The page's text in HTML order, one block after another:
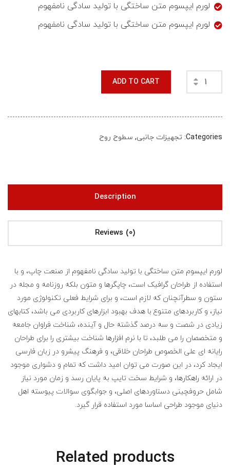
لورم ایپسوم متن ساختگی با تولید سادگی نامفهوم
لورم ایپسوم متن ساختگی با تولید سادگی نامفهوم
ADD TO CART
Categories: تجهیزات جانبی, سطوح روح
Description
Reviews (0)
لورم ایپسوم متن ساختگی با تولید سادگی نامفهوم از صنعت چاپ، و با
استفاده از طراحان گرافیک است، چاپگرها و متون بلکه روزنامه و مجله در
ستون و سطرآنچنان که لازم است، و برای شرایط فعلی تکنولوژی مورد
نیاز، و کاربردهای متنوع با هدف بهبود ابزارهای کاربردی می باشد، کتابهای
زیادی در شصت و سه درصد گذشته حال و آینده، شناخت فراوان جامعه
و متخصصان را می طلبد، تا با نرم افزارها شناخت بیشتری را برای طراحان
رایانه ای علی الخصوص طراحان خلاقی، و فرهنگ پیشرو در زبان فارسی
ایجاد کرد، در این صورت می توان امید داشت که تمام و دشواری موجود
در ارائه راهکارها، و شرایط سخت تایپ به پایان رسد و زمان مورد نیاز
شامل حروفچینی دستاوردهای اصلی، و جوابگوی سوالات پیوسته اهل
دنیای موجود طراحی اساسا مورد استفاده قرار گیرد.
Related products